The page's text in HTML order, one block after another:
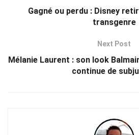
Gagné ou perdu : Disney
transgenre
Next Post
Mélanie Laurent : son look
continue de